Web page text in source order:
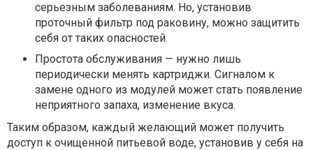
серьезным заболеваниям. Но, установив
проточный фильтр под раковину, можно защитить
себя от таких опасностей.
Простота обслуживания — нужно лишь
периодически менять картриджи. Сигналом к
замене одного из модулей может стать появление
неприятного запаха, изменение вкуса.
Таким образом, каждый желающий может получить
доступ к очищенной питьевой воде, установив у себя на